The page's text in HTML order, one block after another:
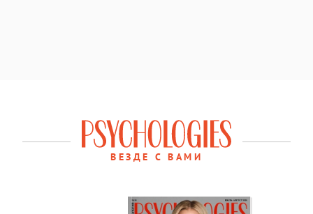
ВЕЗДЕ С ВАМИ